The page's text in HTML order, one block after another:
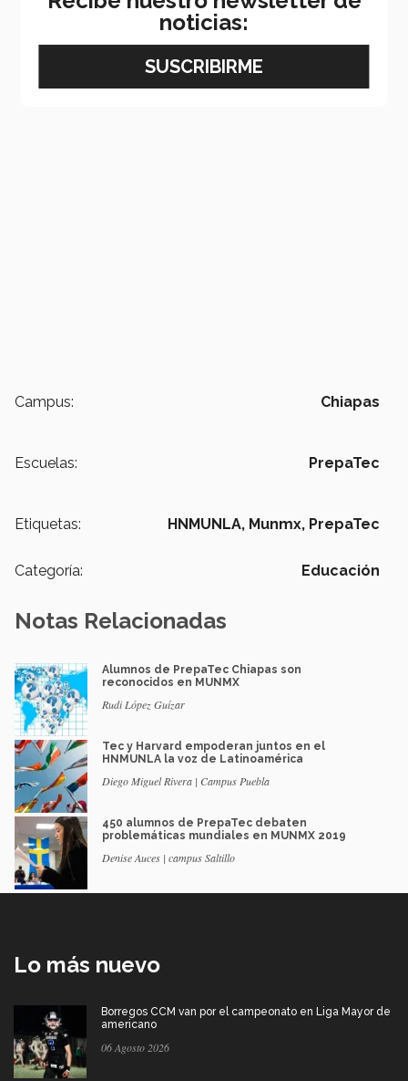
Campus: Chiapas
Escuelas: PrepaTec
Etiquetas: HNMUNLA, Munmx, PrepaTec
Categoría: Educación
Notas Relacionadas
Alumnos de PrepaTec Chiapas son
reconocidos en MUNMX
Rudi López Guízar
Tec y Harvard empoderan juntos en el
HNMUNLA la voz de Latinoamérica
Diego Miguel Rivera | Campus Puebla
450 alumnos de PrepaTec debaten
problemáticas mundiales en MUNMX 2019
Denise Auces | campus Saltillo
Lo más nuevo
Borregos CCM van por el campeonato en Liga Mayor de
americano
06 Agosto 2026
noticias: